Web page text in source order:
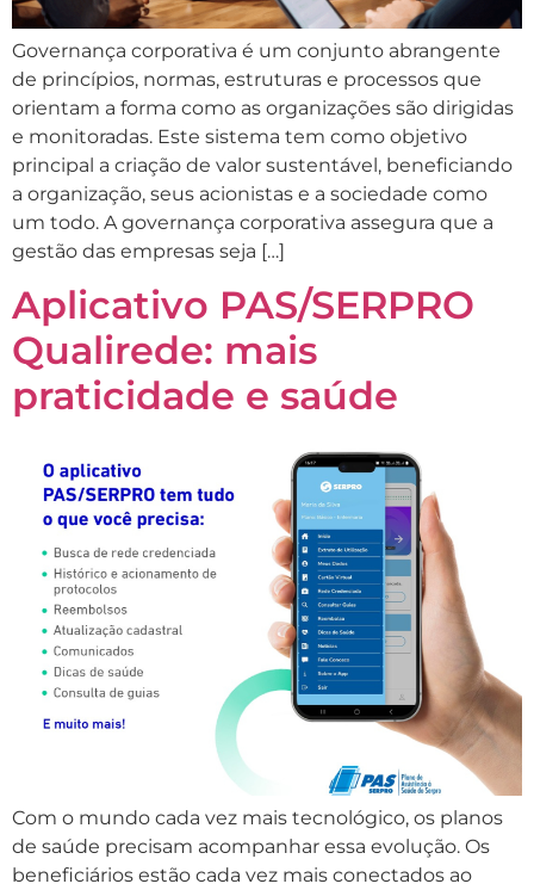
Governança corporativa é um conjunto abrangente
de princípios, normas, estruturas e processos que
orientam a forma como as organizações são dirigidas
e monitoradas. Este sistema tem como objetivo
principal a criação de valor sustentável, beneficiando
a organização, seus acionistas e a sociedade como
um todo. A governança corporativa assegura que a
gestão das empresas seja […]
Aplicativo PAS/SERPRO
Qualirede: mais
praticidade e saúde
Com o mundo cada vez mais tecnológico, os planos
de saúde precisam acompanhar essa evolução. Os
beneficiários estão cada vez mais conectados ao